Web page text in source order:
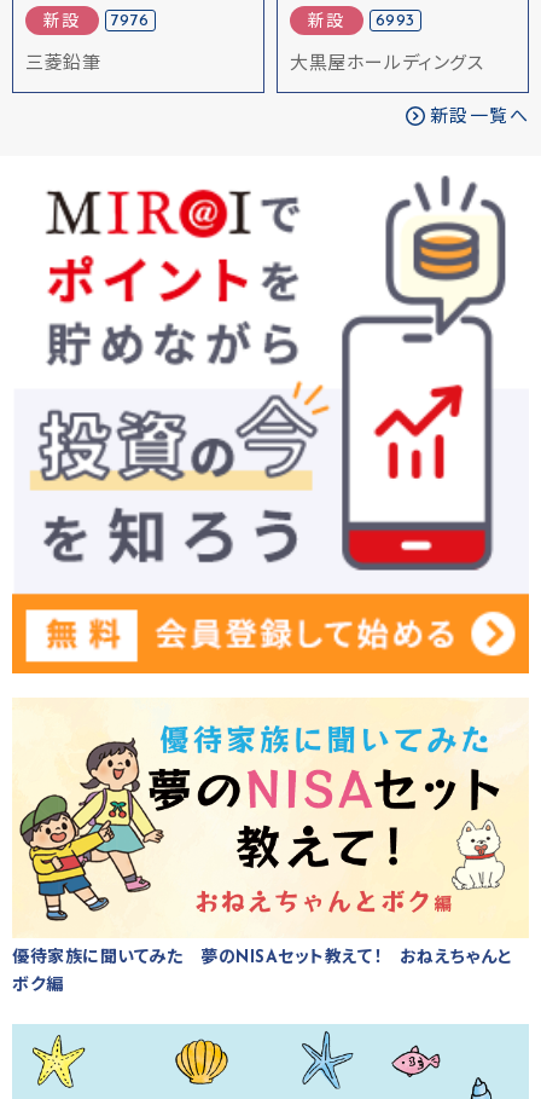
新設 7976
三菱鉛筆
新設 6993
大黒屋ホールディングス
新設一覧へ
優待家族に聞いてみた 夢のNISAセット教えて！ おねえちゃんと
ボク編